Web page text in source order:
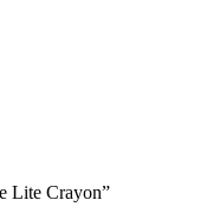
Lite Crayon”